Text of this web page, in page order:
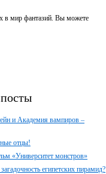
в мир фантазий. Вы можете
и Академия вампиров –
отцы!
«Университет монстров»
египетских пирамид?